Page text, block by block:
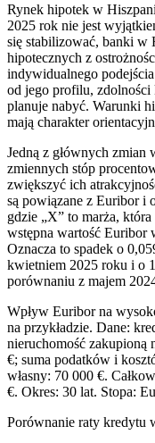
Rynek hipotek w
2025 rok nie jest
się stabilizować, banki w
hipotecznych z
indywidualnego
od jego profilu,
planuje nabyć. Warunki
mają charakter
Jedną z głównych zmian
zmiennych stóp
zwiększyć ich
są powiązane z Euribor i
gdzie „X” to marża,
wstępna wartość Euribor
Oznacza to spadek o
kwietniem 2025 roku i o
porównaniu z majem
Wpływ Euribor na
na przykładzie. Dane:
nieruchomość zakupioną
€; suma podatków i
własny: 70 000 €.
€. Okres: 30 lat. Stopa:
Porównanie raty kredytu